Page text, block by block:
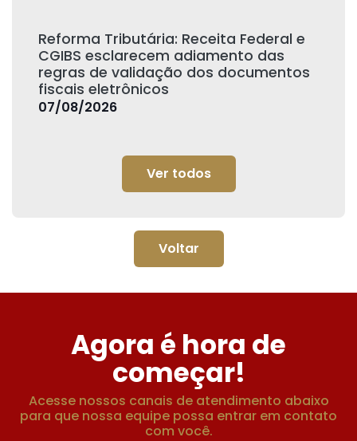
Reforma Tributária: Receita Federal e
CGIBS esclarecem adiamento das
regras de validação dos documentos
fiscais eletrônicos
07/08/2026
Ver todos
Voltar
Agora é hora de
começar!
Acesse nossos canais de atendimento abaixo
para que nossa equipe possa entrar em contato
com você.